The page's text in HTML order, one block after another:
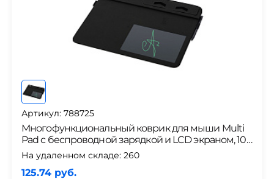
Артикул: 788725
Многофункциональный коврик для мыши Multi
Pad с беспроводной зарядкой и LCD экраном, 10
Вт
На удаленном складе: 260
125.74 руб.